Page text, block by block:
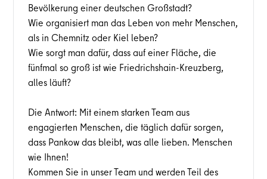
Bevölkerung einer deutschen Großstadt?
Wie organisiert man das Leben von mehr Menschen,
als in Chemnitz oder Kiel leben?
Wie sorgt man dafür, dass auf einer Fläche, die
fünfmal so groß ist wie Friedrichshain-Kreuzberg,
alles läuft?
Die Antwort: Mit einem starken Team aus
engagierten Menschen, die täglich dafür sorgen,
dass Pankow das bleibt, was alle lieben. Menschen
wie Ihnen!
Kommen Sie in unser Team und werden Teil des